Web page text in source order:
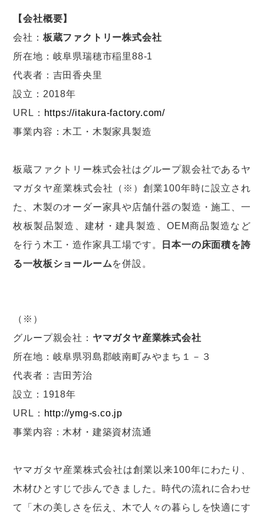
【会社概要】
会社： 板蔵ファクトリー株式会社
所在地：岐阜県瑞穂市稲里88-1
代表者：吉田香央里
設立：2018年
URL： https://itakura-factory.com/
事業内容：木工・木製家具製造
板蔵ファクトリー株式会社はグループ親会社であるヤ
マガタヤ産業株式会社（※）創業100年時に設立され
た、木製のオーダー家具や店舗什器の製造・施工、一
枚板製品製造、建材・建具製造、OEM商品製造など
を行う木工・造作家具工場です。
日本一の床面積を誇
る一枚板ショールームを併設。
（※）
グループ親会社： ヤマガタヤ産業株式会社
所在地：岐阜県羽島郡岐南町みやまち１－３
代表者：吉田芳治
設立：1918年
URL： http://ymg-s.co.jp
事業内容：木材・建築資材流通
ヤマガタヤ産業株式会社は創業以来100年にわたり、
木材ひとすじで歩んできました。時代の流れに合わせ
て「木の美しさを伝え、木で人々の暮らしを快適にす